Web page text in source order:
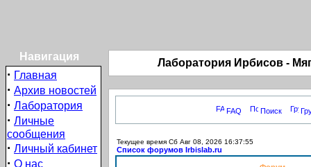
Навигация
· Главная
· Архив новостей
· Лаборатория
· Личные
сообщения
· Личный кабинет
· О нас
Лаборатория Ирбиcов -
FAQ Поиск
Текущее время Сб Авг 08, 2026 16:37:55
Список форумов Irbislab.ru